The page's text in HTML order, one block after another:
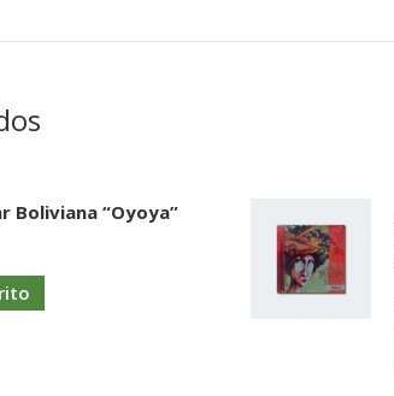
Boliviana “Oyoya”